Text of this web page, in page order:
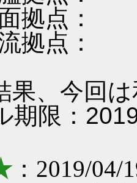
点：
点：
、今回
限：
：2019/04/